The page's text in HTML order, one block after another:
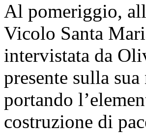
Al pomeriggio,
Vicolo Santa
intervistata da
presente sulla
portando
costruzione di